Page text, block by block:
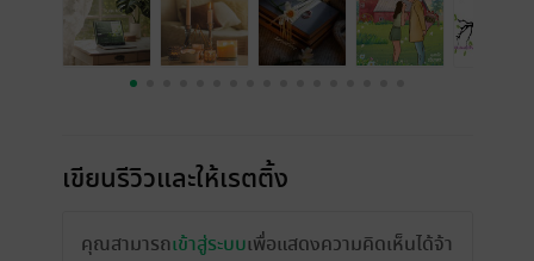
เขียนรีวิวและให้เรตติ้ง
คุณสามารถเข้าสู่ระบบเพื่อแสดงความคิดเห็นได้จ้า